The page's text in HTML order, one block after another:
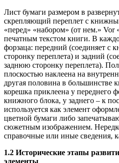
Лист бумаги размером в
скрепляющий переплет с
«перед» «набором» (от нем.» Vor
печатным текстом книги. В
форзаца: передний (соединяет
сторонку переплета) и задний
заднюю сторонку переплета).
плоскостью наклеена на
другая половина в большинстве
корешка приклеена у переднего
книжного блока, у заднего – к
используется как элемент
цветной бумаги либо
сюжетным изображением.
справочные или иные сведения,
1.2 Исторические этапы
элементы